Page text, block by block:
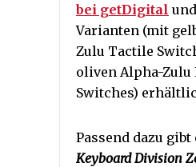
bei getDigital
Varianten (mit
Zulu Tactile
oliven Alpha-Zulu
Switches)
Passend dazu gibt
Keyboard Division